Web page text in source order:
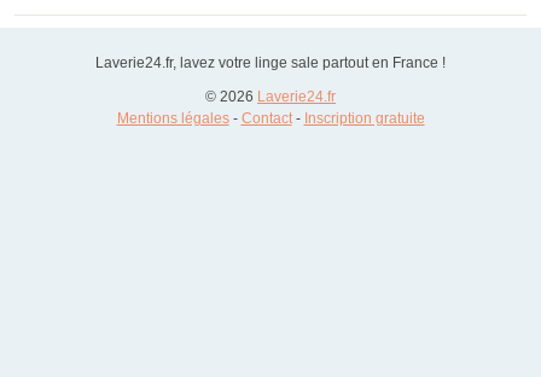
Laverie24.fr, lavez votre linge sale partout en France !
© 2026 Laverie24.fr
Mentions légales- Contact- Inscription gratuite